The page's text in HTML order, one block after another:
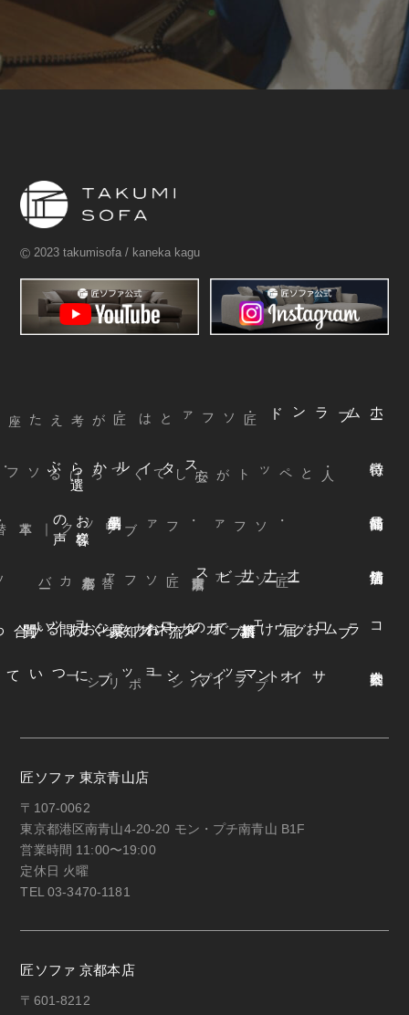
© 2023 takumisofa / kaneka kagu
ホ
ー
ム
ブランド
・匠ソファとは
スタイルから
選
ぶ
・ソファ
お客様の
声
オーナーサー
ビス
ー
コラム
ブログ
お届けまでの流れ
ウェブカタログ
オンラインショップ お知らせ
サイトマップ
オンラインショップについて
匠ソファ 東京青山店
〒107-0062
東京都港区南青山4-20-20 モン・プチ南青山 B1F
営業時間 11:00〜19:00
定休日 火曜
TEL 03-3470-1181
匠ソファ 京都本店
〒601-8212